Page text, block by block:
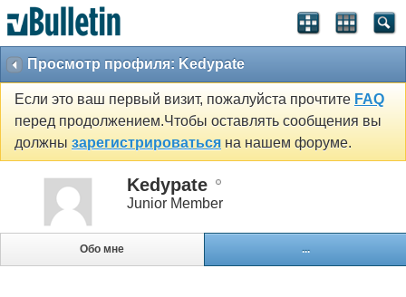
Просмотр профиля: Kedypate
Если это ваш первый визит, пожалуйста прочтите FAQ
перед продолжением.Чтобы оставлять сообщения вы
должны зарегистрироваться на нашем форуме.
Kedypate
Junior Member
Обо мне ...